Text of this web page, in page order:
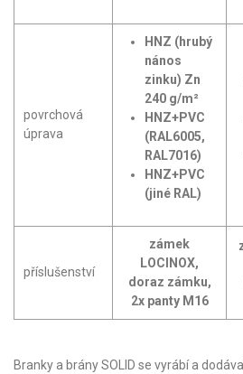
povrchová
úprava
HNZ (hrubý
nános
zinku) Zn
240 g/m²
HNZ+PVC
(RAL6005,
RAL7016)
HNZ+PVC
(jiné RAL)
příslušenství
zámek
LOCINOX,
doraz zámku,
2x panty M16
Branky a brány SOLID se vyrábí a